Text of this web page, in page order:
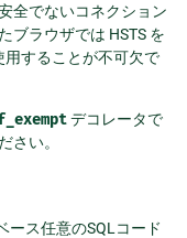
全でないコネクション
ブラウザでは HSTS を
用することが不可欠で
デコレータで
さい。
ース任意のSQLコード